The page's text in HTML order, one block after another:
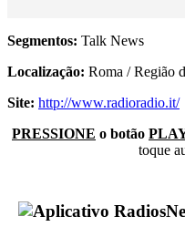
Segmentos: Talk News
Localização: Roma / Região
Site: http://www.radioradio.it/
PRESSIONE o botão
toque